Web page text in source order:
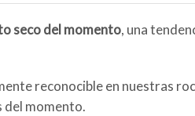
seco del momento, una
reconocible en nuestras
del momento.